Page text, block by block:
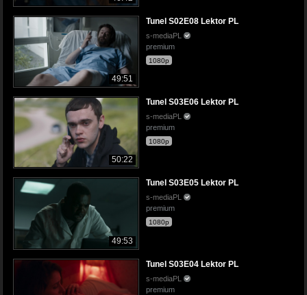
49:51
Tunel S02E08 Lektor PL
s-mediaPL
premium
1080p
50:22
Tunel S03E06 Lektor PL
s-mediaPL
premium
1080p
49:53
Tunel S03E05 Lektor PL
s-mediaPL
premium
1080p
Tunel S03E04 Lektor PL
s-mediaPL
premium